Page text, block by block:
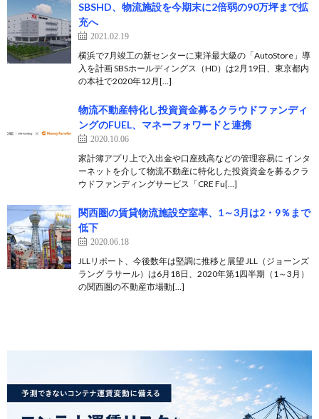
SBSHD、物流施設を今期末に2倍弱の90万坪まで拡
充へ
2021.02.19
横浜で7月竣工の新センターに東洋最大級の「AutoStore」導
入を計画 SBSホールディングス（HD）は2月19日、東京都内
の本社で2020年12月[…]
物流不動産特化し投資資金募るクラウドファンディ
ングのFUEL、マネーフォワードと連携
2020.10.06
家計簿アプリ上で入出金や口座残高などの管理容易に インタ
ーネットを介して物流不動産に特化した投資資金を募るクラ
ウドファンディングサービス「CRE Fu[…]
関西圏の賃貸物流施設空室率、1～3月は2・9％まで
低下
2020.06.18
JLLリポート、今後数年は堅調に推移と展望 JLL（ジョーンズ
ラング ラサール）は6月18日、2020年第1四半期（1～3月）
の関西圏の不動産市場動[…]